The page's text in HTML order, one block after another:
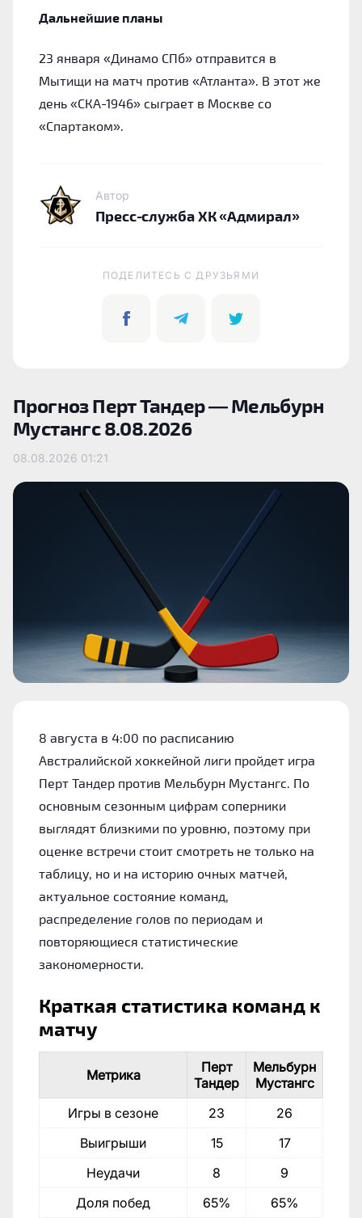
Дальнейшие планы
23 января «Динамо СПб» отправится в
Мытищи на матч против «Атланта». В этот же
день «СКА-1946» сыграет в Москве со
«Спартаком».
Автор
Пресс-служба ХК «Адмирал»
ПОДЕЛИТЕСЬ C ДРУЗЬЯМИ
Прогноз Перт Тандер — Мельбурн
Мустангс 8.08.2026
08.08.2026 01:21
8 августа в 4:00 по расписанию
Австралийской хоккейной лиги пройдет игра
Перт Тандер против Мельбурн Мустангс. По
основным сезонным цифрам соперники
выглядят близкими по уровню, поэтому при
оценке встречи стоит смотреть не только на
таблицу, но и на историю очных матчей,
актуальное состояние команд,
распределение голов по периодам и
повторяющиеся статистические
закономерности.
Краткая статистика команд к
матчу
Метрика
Перт
Тандер
Мельбурн
Мустангс
Игры в сезоне
23
26
Выигрыши
15
17
Неудачи
8
9
Доля побед
65% 65%